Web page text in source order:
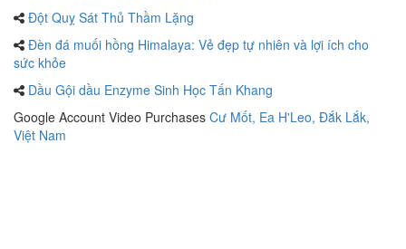
Đột Quỵ Sát Thủ Thầm Lặng
Đèn đá muối hồng Himalaya: Vẻ đẹp tự nhiên và lợi ích cho
sức khỏe
Dầu Gội dầu Enzyme Sinh Học Tấn Khang
Google Account Video Purchases Cư Mốt, Ea H'Leo, Đắk Lắk,
Việt Nam